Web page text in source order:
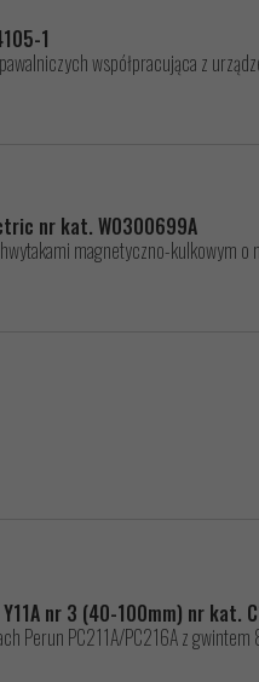
1
współpracująca z
nr kat. W0300699A
magnetyczno-kulkowym o
nr 3 (40-100mm) nr kat.
Perun PC211A/PC216A z